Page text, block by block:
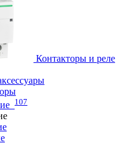
Контакторы и реле
107